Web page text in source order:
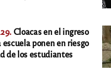
Cloacas en el ingreso
escuela ponen en riesgo
de los estudiantes